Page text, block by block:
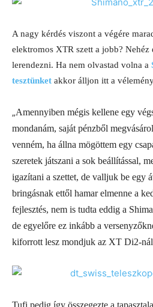
A nagy kérdés viszont a végére
elektromos XTR szett a jobb? Nehéz
lerendezni. Ha nem olvastad volna a
tesztünket akkor álljon itt a
„Amennyiben mégis kellene egy
mondanám, saját pénzből
venném, ha állna mögöttem egy
szeretek játszani a sok beállítással,
igazítani a szettet, de valljuk be egy
bringásnak ettől hamar elmenne a
fejlesztés, nem is tudta eddig a
de egyelőre ez inkább a
kiforrott lesz mondjuk az XT Di2-